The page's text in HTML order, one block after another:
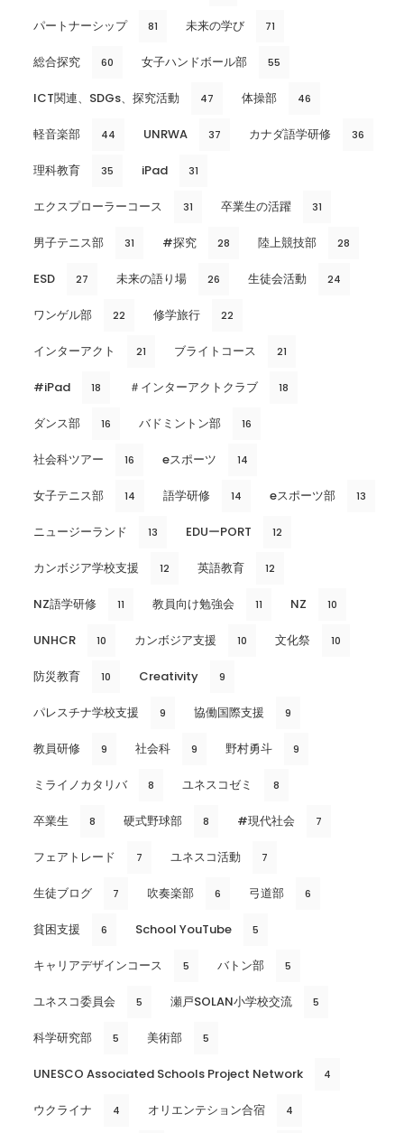
パートナーシップ 81 未来の学び 71
総合探究 60 女子ハンドボール部 55
ICT関連、SDGs、探究活動 47 体操部 46
軽音楽部 44 UNRWA 37 カナダ語学研修 36
理科教育 35 iPad 31
エクスプローラーコース 31 卒業生の活躍 31
男子テニス部 31 #探究 28 陸上競技部 28
ESD 27 未来の語り場 26 生徒会活動 24
ワンゲル部 22 修学旅行 22
インターアクト 21 ブライトコース 21
#iPad 18 ＃インターアクトクラブ 18
ダンス部 16 バドミントン部 16
社会科ツアー 16 eスポーツ 14
女子テニス部 14 語学研修 14 eスポーツ部 13
ニュージーランド 13 EDUーPORT 12
カンボジア学校支援 12 英語教育 12
NZ語学研修 11 教員向け勉強会 11 NZ 10
UNHCR 10 カンボジア支援 10 文化祭 10
防災教育 10 Creativity 9
パレスチナ学校支援 9 協働国際支援 9
教員研修 9 社会科 9 野村勇斗 9
ミライノカタリバ 8 ユネスコゼミ 8
卒業生 8 硬式野球部 8 #現代社会 7
フェアトレード 7 ユネスコ活動 7
生徒ブログ 7 吹奏楽部 6 弓道部 6
貧困支援 6 School YouTube 5
キャリアデザインコース 5 バトン部 5
ユネスコ委員会 5 瀬戸SOLAN小学校交流 5
科学研究部 5 美術部 5
UNESCO Associated Schools Project Network 4
ウクライナ 4 オリエンテション合宿 4